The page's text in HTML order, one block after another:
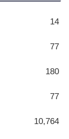
14
77
180
77
10,764